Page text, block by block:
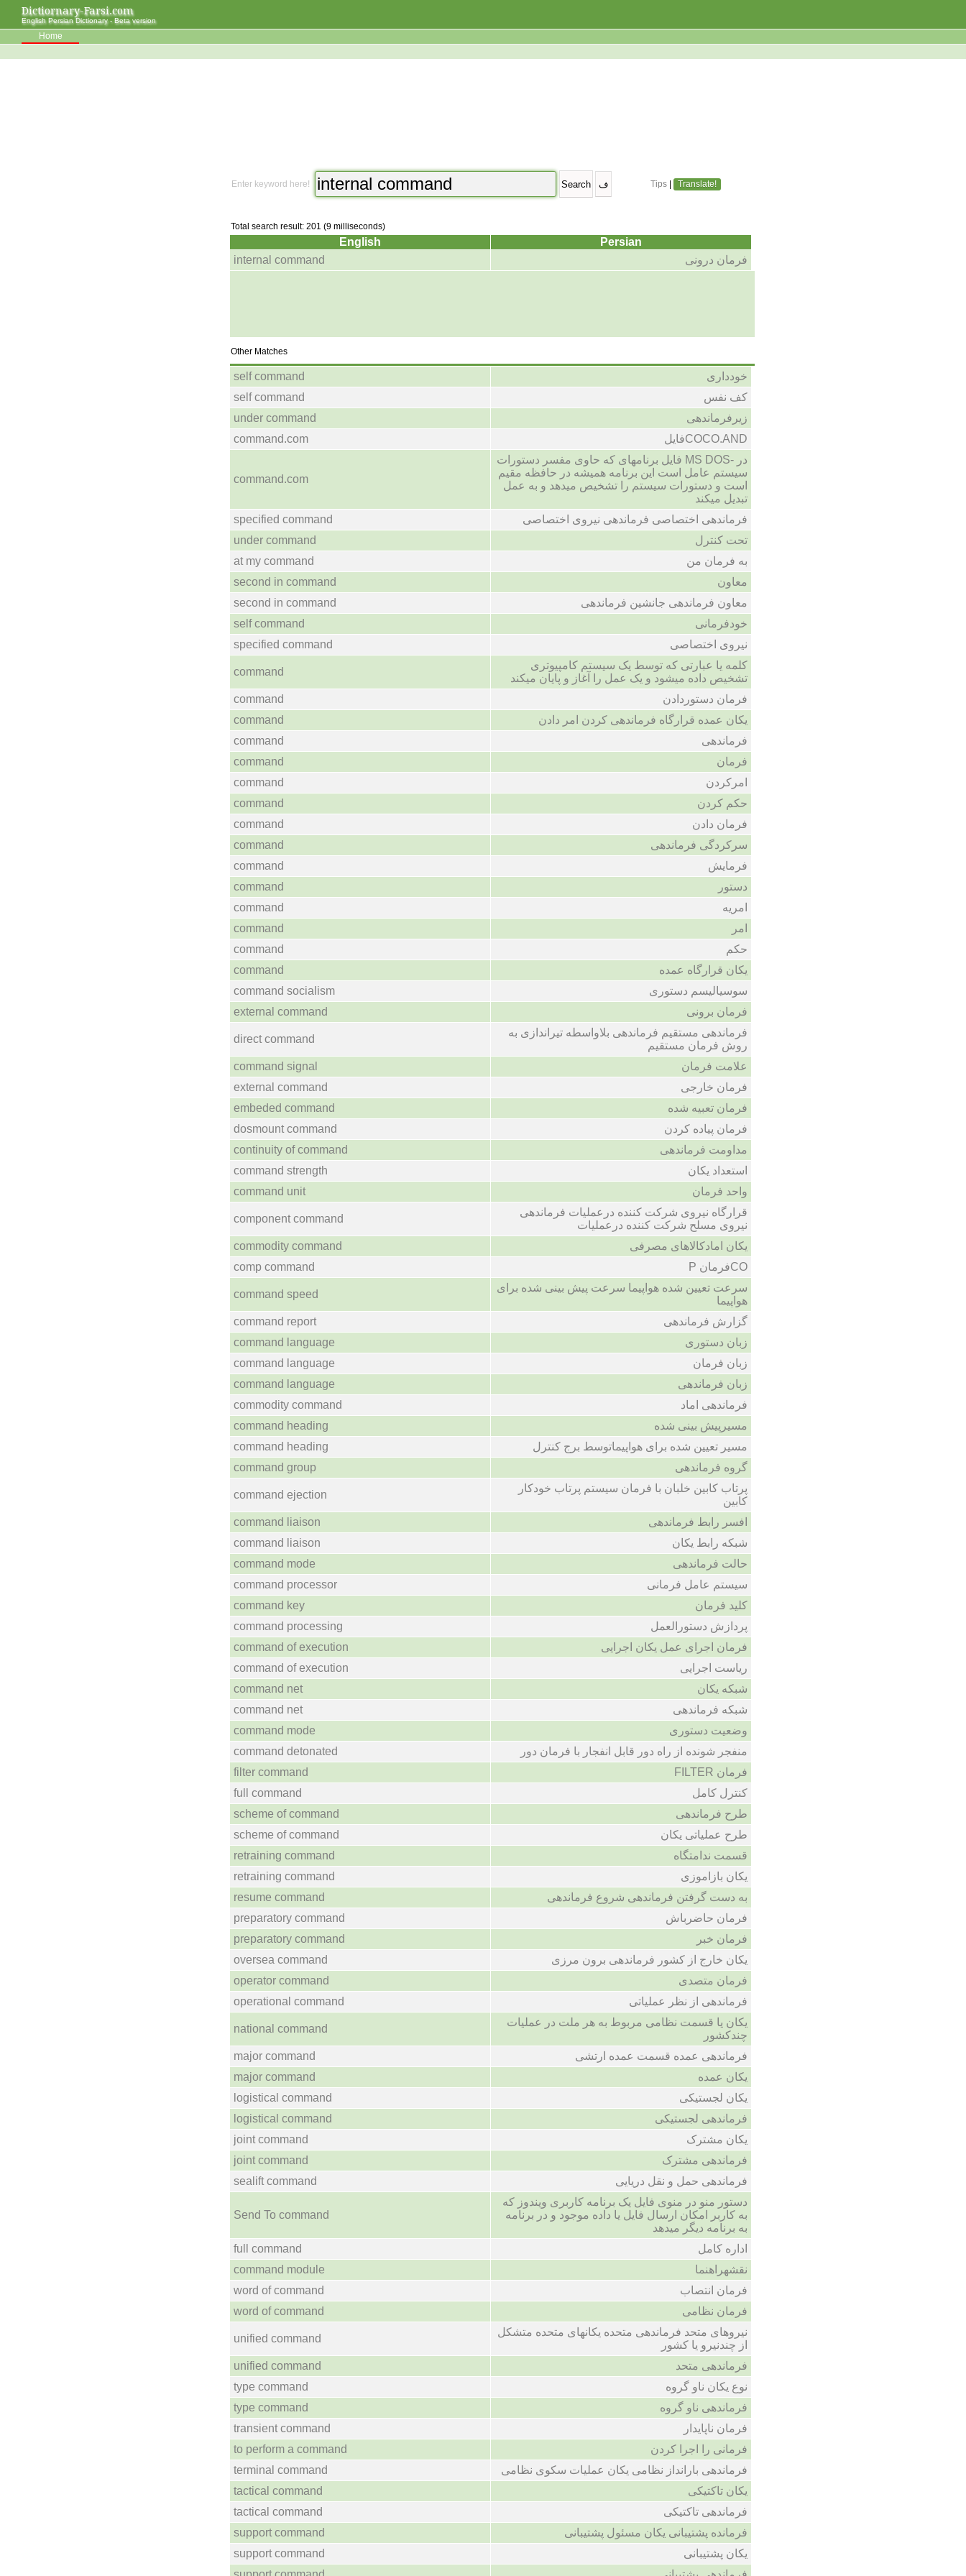
Dictiornary-Farsi.com
English Persian Dictionary - Beta version
Home
Enter keyword here! Tips Translate!
Total search result: 201 (9 milliseconds)
English
Persian
internal command
فرمان درونی
Other Matches
self command
خودداری
self command
کف نفس
under command
زیرفرماندهی
command.com
COCO.ANDفایل
command.com
در -MS DOS فایل برنامهای که حاوی مفسر دستورات
سیستم عامل است این برنامه همیشه در حافظه مقیم
است و دستورات سیستم را تشخیص میدهد و به عمل
تبدیل میکند
specified command
فرماندهی اختصاصی فرماندهی نیروی اختصاصی
under command
تحت کنترل
at my command
به فرمان من
second in command
معاون
second in command
معاون فرماندهی جانشین فرماندهی
self command
خودفرمانی
specified command
نیروی اختصاصی
command
کلمه یا عبارتی که توسط یک سیستم کامپیوتری
تشخیص داده میشود و یک عمل را آغاز و پایان میکند
command
فرمان دستوردادن
command
یکان عمده قرارگاه فرماندهی کردن امر دادن
command
فرماندهی
command
فرمان
command
امرکردن
command
حکم کردن
command
فرمان دادن
command
سرکردگی فرماندهی
command
فرمایش
command
دستور
command
امریه
command
امر
command
حکم
command
یکان قرارگاه عمده
command socialism
سوسیالیسم دستوری
external command
فرمان برونی
direct command
فرماندهی مستقیم فرماندهی بلاواسطه تیراندازی به
روش فرمان مستقیم
command signal
علامت فرمان
external command
فرمان خارجی
embeded command
فرمان تعبیه شده
dosmount command
فرمان پیاده کردن
continuity of command
مداومت فرماندهی
command strength
استعداد یکان
command unit
واحد فرمان
component command
قرارگاه نیروی شرکت کننده درعملیات فرماندهی
نیروی مسلح شرکت کننده درعملیات
commodity command
یکان امادکالاهای مصرفی
comp command
COفرمان P
command speed
سرعت تعیین شده هواپیما سرعت پیش بینی شده برای
هواپیما
command report
گزارش فرماندهی
command language
زبان دستوری
command language
زبان فرمان
command language
زبان فرماندهی
commodity command
فرماندهی اماد
command heading
مسیرپیش بینی شده
command heading
مسیر تعیین شده برای هواپیماتوسط برج کنترل
command group
گروه فرماندهی
command ejection
پرتاب کابین خلبان با فرمان سیستم پرتاب خودکار
کابین
command liaison
افسر رابط فرماندهی
command liaison
شبکه رابط یکان
command mode
حالت فرماندهی
command processor
سیستم عامل فرمانی
command key
کلید فرمان
command processing
پردازش دستورالعمل
command of execution
فرمان اجرای عمل یکان اجرایی
command of execution
ریاست اجرایی
command net
شبکه یکان
command net
شبکه فرماندهی
command mode
وضعیت دستوری
command detonated
منفجر شونده از راه دور قابل انفجار با فرمان دور
filter command
فرمان FILTER
full command
کنترل کامل
scheme of command
طرح فرماندهی
scheme of command
طرح عملیاتی یکان
retraining command
قسمت ندامتگاه
retraining command
یکان بازاموزی
resume command
به دست گرفتن فرماندهی شروع فرماندهی
preparatory command
فرمان حاضرباش
preparatory command
فرمان خبر
oversea command
یکان خارج از کشور فرماندهی برون مرزی
operator command
فرمان متصدی
operational command
فرماندهی از نظر عملیاتی
national command
یکان یا قسمت نظامی مربوط به هر ملت در عملیات
چندکشور
major command
فرماندهی عمده قسمت عمده ارتشی
major command
یکان عمده
logistical command
یکان لجستیکی
logistical command
فرماندهی لجستیکی
joint command
یکان مشترک
joint command
فرماندهی مشترک
sealift command
فرماندهی حمل و نقل دریایی
Send To command
دستور منو در منوی فایل یک برنامه کاربری ویندوز که
به کاربر امکان ارسال فایل یا داده موجود و در برنامه
به برنامه دیگر میدهد
full command
اداره کامل
command module
نقشهراهنما
word of command
فرمان انتصاب
word of command
فرمان نظامی
unified command
نیروهای متحد فرماندهی متحده یکانهای متحده متشکل
از چندنیرو یا کشور
unified command
فرماندهی متحد
type command
نوع یکان ناو گروه
type command
فرماندهی ناو گروه
transient command
فرمان ناپایدار
to perform a command
فرمانی را اجرا کردن
terminal command
فرماندهی بارانداز نظامی یکان عملیات سکوی نظامی
tactical command
یکان تاکتیکی
tactical command
فرماندهی تاکتیکی
support command
فرمانده پشتیبانی یکان مسئول پشتیبانی
support command
یکان پشتیبانی